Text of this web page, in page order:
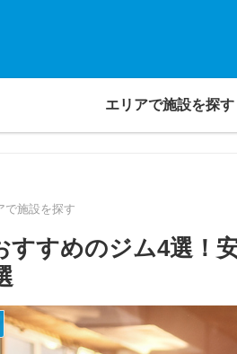
エリアで施設を探す
で施設を探す
すすめのジム4選！